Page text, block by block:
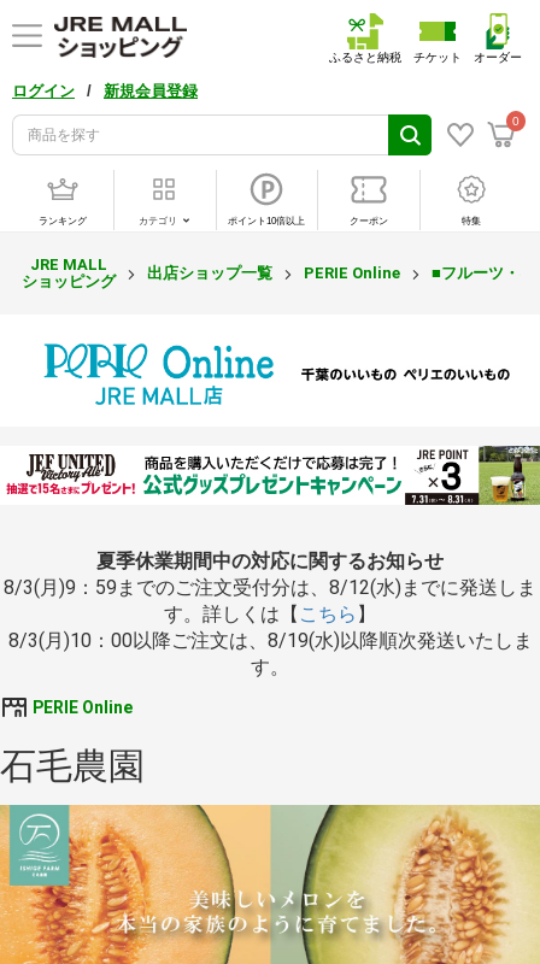
ログイン / 新規会員登録
0
ふるさと納税 チケット オーダー
ランキング カテゴリ ポイント10倍以上 クーポン 特集
JRE MALL
ショッピング
出店ショップ一覧 PERIE Online ■フルーツ・は
夏季休業期間中の対応に関するお知らせ
8/3(月)9：59までのご注文受付分は、8/12(水)までに発送しま
す。詳しくは【 こちら 】
8/3(月)10：00以降ご注文は、8/19(水)以降順次発送いたしま
す。
PERIE Online
石毛農園